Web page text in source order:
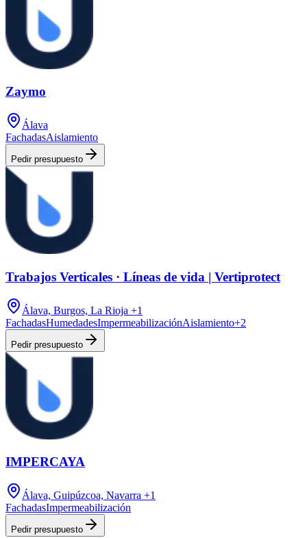
Zaymo
Álava
FachadasAislamiento
Pedir presupuesto
Trabajos Verticales · Líneas de vida | Vertiprotect
Álava, Burgos, La Rioja +1
FachadasHumedadesImpermeabilizaciónAislamiento+2
Pedir presupuesto
IMPERCAYA
Álava, Guipúzcoa, Navarra +1
FachadasImpermeabilización
Pedir presupuesto